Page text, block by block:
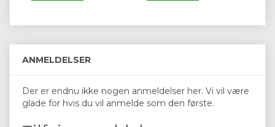
ANMELDELSER
Der er endnu ikke nogen anmeldelser her. Vi vil være
glade for hvis du vil anmelde som den første.